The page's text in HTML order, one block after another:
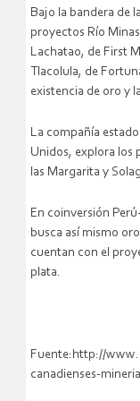
Bajo la bandera de
proyectos Río
Lachatao, de First
Tlacolula, de
existencia de oro y
La compañía
Unidos, explora los
las Margarita y
En coinversión
busca así mismo
cuentan con el
plata.
Fuente:http://
canadienses-